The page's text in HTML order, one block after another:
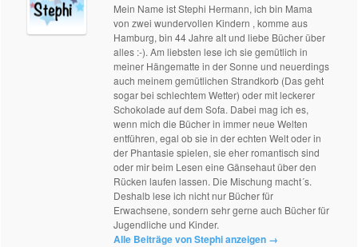
Mein Name ist Stephi Hermann, ich bin Mama
von zwei wundervollen Kindern , komme aus
Hamburg, bin 44 Jahre alt und liebe Bücher über
alles :-). Am liebsten lese ich sie gemütlich in
meiner Hängematte in der Sonne und neuerdings
auch meinem gemütlichen Strandkorb (Das geht
sogar bei schlechtem Wetter) oder mit leckerer
Schokolade auf dem Sofa. Dabei mag ich es,
wenn mich die Bücher in immer neue Welten
entführen, egal ob sie in der echten Welt oder in
der Phantasie spielen, sie eher romantisch sind
oder mir beim Lesen eine Gänsehaut über den
Rücken laufen lassen. Die Mischung macht´s.
Deshalb lese ich nicht nur Bücher für
Erwachsene, sondern sehr gerne auch Bücher für
Jugendliche und Kinder.
Alle Beiträge von Stephi anzeigen →